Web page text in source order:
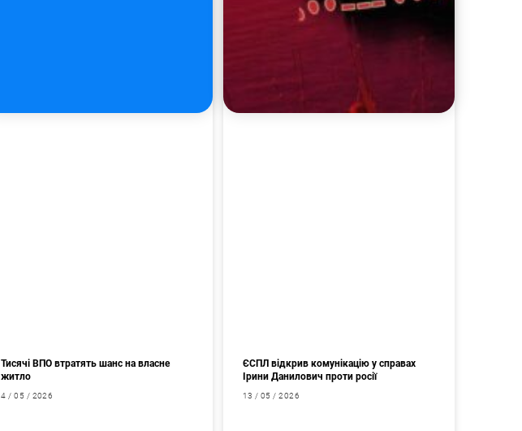
Тисячі ВПО втратять шанс на власне
житло
4 / 05 / 2026
ЄСПЛ відкрив комунікацію у справах
Ірини Данилович проти росії
13 / 05 / 2026